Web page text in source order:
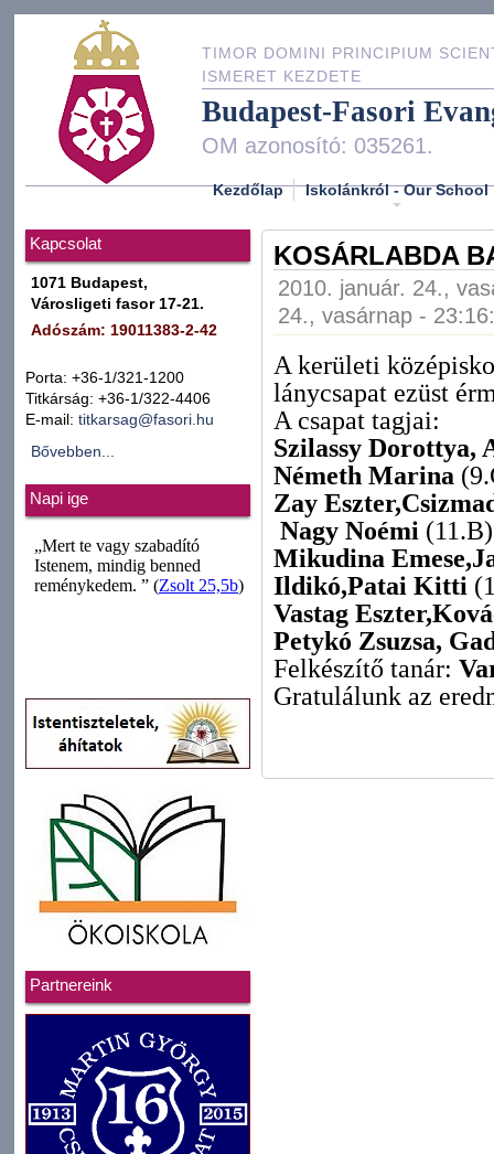
TIMOR DOMINI PRINCIPIUM
ISMERET KEZDETE
Budapest-Fasori
OM azonosító: 035261.
Kezdőlap Iskolánkról - Our School
Kapcsolat
1071 Budapest,
Városligeti fasor 17-21.
Adószám: 19011383-2-42
Porta: +36-1/321-1200
Titkárság: +36-1/322-4406
E-mail: titkarsag@fasori.hu
Bővebben...
Napi ige
Partnereink
KOSÁRLABDA
2010. január. 24.,
24., vasárnap -
A kerületi
lánycsapat ezüst
A csapat tagjai:
Szilassy Dorottya,
Németh Marina
Zay
Nagy Noémi (11.B)
Mikudina
Ildikó,Patai Kitti
Vastag
Petykó Zsuzsa,
Felkészítő tanár:
Gratulálunk az